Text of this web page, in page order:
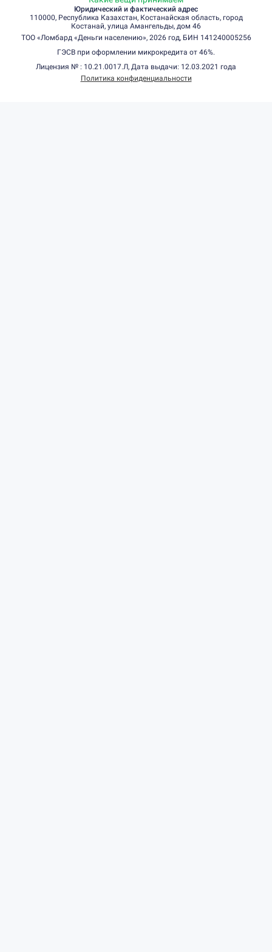
ТОО «Ломбард «Деньги населению», 2026 год, БИН 141240005256
ГЭСВ при оформлении микрокредита от 46%.
Лицензия № : 10.21.0017.Л, Дата выдачи: 12.03.2021 года
Политика конфиденциальности
Юридический и фактический адрес
110000, Республика Казахстан, Костанайская область, город
Костанай, улица Амангельды, дом 46